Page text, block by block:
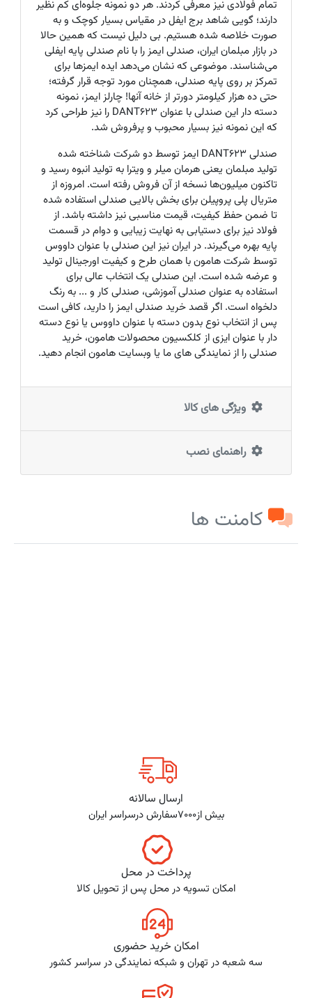
تمام فولادی نیز معرفی کردند. هر دو نمونه جلوه‌ای کم نظیر
دارند؛ گویی شاهد برج ایفل در مقیاس بسیار کوچک و به
صورت خلاصه شده هستیم. بی دلیل نیست که همین حالا
در بازار مبلمان ایران، صندلی ایمز را با نام صندلی پایه ایفلی
می‌شناسند. موضوعی که نشان می‌دهد ایده ایمزها برای
تمرکز بر روی پایه صندلی، همچنان مورد توجه قرار گرفته؛
حتی ده هزار کیلومتر دورتر از خانه آنها! چارلز ایمز، نمونه
دسته دار این صندلی با عنوان DANT623 را نیز طراحی کرد
که این نمونه نیز بسیار محبوب و پرفروش شد.
صندلی DANT623 ایمز توسط دو شرکت شناخته شده
تولید مبلمان یعنی هرمان میلر و ویترا به تولید انبوه رسید و
تاکنون میلیون‌ها نسخه از آن فروش رفته است. امروزه از
متریال پلی پروپیلن برای بخش بالایی صندلی استفاده شده
تا ضمن حفظ کیفیت، قیمت مناسبی نیز داشته باشد. از
فولاد نیز برای دستیابی به نهایت زیبایی و دوام در قسمت
پایه بهره می‌گیرند. در ایران نیز این صندلی با عنوان داووس
توسط شرکت هامون با همان طرح و کیفیت اورجینال تولید
و عرضه شده است. این صندلی یک انتخاب عالی برای
استفاده به عنوان صندلی آموزشی، صندلی کار و ... به رنگ
دلخواه است. اگر قصد خرید صندلی ایمز را دارید، کافی است
پس از انتخاب نوع بدون دسته با عنوان داووس یا نوع دسته
دار با عنوان ایزی از کلکسیون محصولات هامون، خرید
صندلی را از نمایندگی های ما یا وبسایت هامون انجام دهید.
ویژگی های کالا
راهنمای نصب
کامنت ها
ارسال سالانه
بیش از7000سفارش درسراسر ایران
پرداخت در محل
امکان تسویه در محل پس از تحویل کالا
امکان خرید حضوری
سه شعبه در تهران و شبکه نمایندگی در سراسر کشور